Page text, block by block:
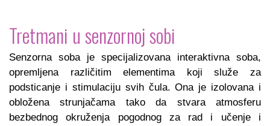
Tretmani u senzornoj sobi
Senzorna soba je specijalizovana interaktivna soba,
opremljena različitim elementima koji služe za
podsticanje i stimulaciju svih čula. Ona je izolovana i
obložena strunjačama tako da stvara atmosferu
bezbednog okruženja pogodnog za rad i učenje i